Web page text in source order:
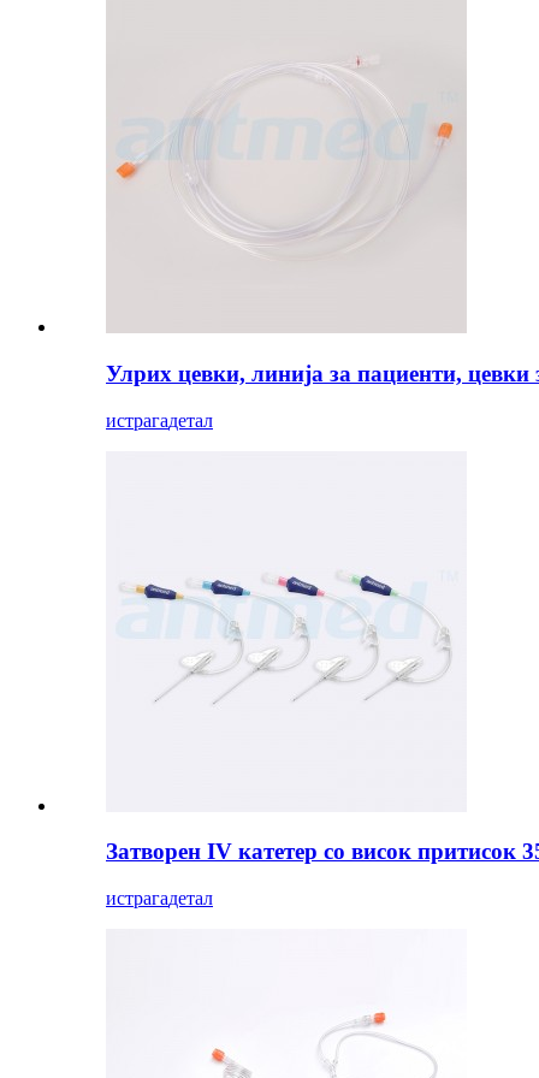
Улрих цевки, линија за пациенти,
истрагадетал
Затворен IV катетер со висок притисок
истрагадетал